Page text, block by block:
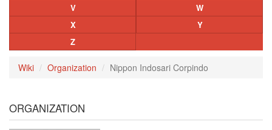
V
W
X
Y
Z
Wiki Organization Nippon Indosari Corpindo
ORGANIZATION